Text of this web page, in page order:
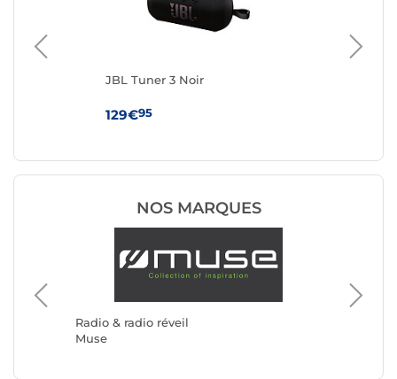
JBL Tuner 3 Noir
129€95
NOS MARQUES
Radio & radio réveil
Muse
Radio
Roberts